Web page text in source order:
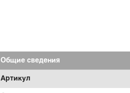
Общие сведения
Артикул